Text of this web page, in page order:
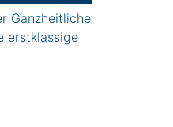
Ganzheitliche
erstklassige